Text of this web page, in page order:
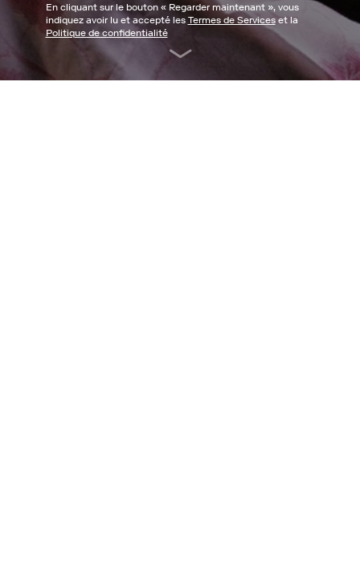
En cliquant sur le bouton « Regarder maintenant», vous
indiquez avoir lu et accepté les Termes de Serviceset la
Politique de confidentialité